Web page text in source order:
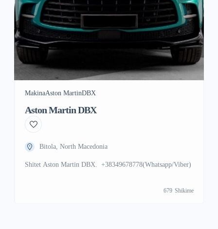
MakinaAston MartinDBX
Aston Martin DBX
Bitola, North Macedonia
Shitet Aston Martin DBX. +38349678778(Whatsapp/Viber)
679 Shikime